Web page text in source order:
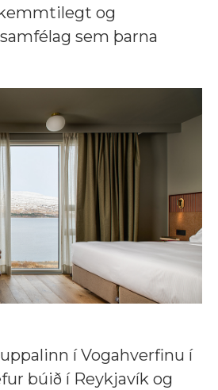
og
sem þarna
í Vogahverfinu í
búið í Reykjavík og